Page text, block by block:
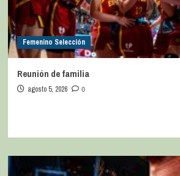
Femenino Selección
Reunión de familia
agosto 5, 2026 0